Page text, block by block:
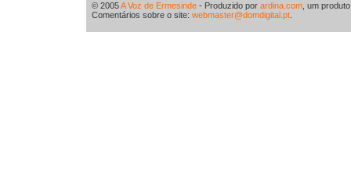
© 2005A Voz de Ermesinde - Produzido por ardina.com , um
Comentários sobre o site: webmaster@domdigital.pt